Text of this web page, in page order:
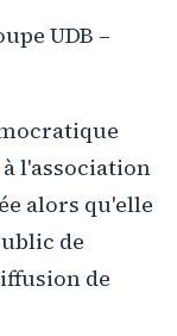
UDB –
l'association
alors qu'elle
de
de